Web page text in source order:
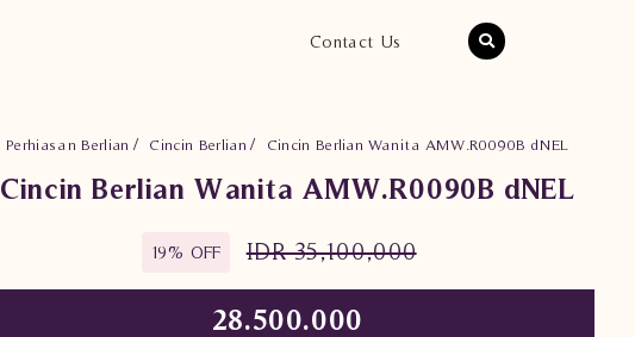
Contact Us
Perhiasan Berlian Cincin Berlian Cincin Berlian Wanita AMW.R0090B dNEL
Cincin Berlian Wanita AMW.R0090B dNEL
19% OFF IDR 35,100,000
28.500.000